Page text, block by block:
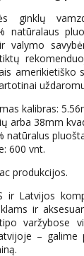
ginklų
natūralaus
valymo
amerikietiško
kalibras:
arba 38mm
natūralus
600 vnt.
produkcijos.
ir Latvijos
ir
varžybose
– galime